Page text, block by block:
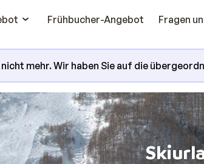
Frühbucher-Angebot Fragen
mehr. Wir haben Sie auf die